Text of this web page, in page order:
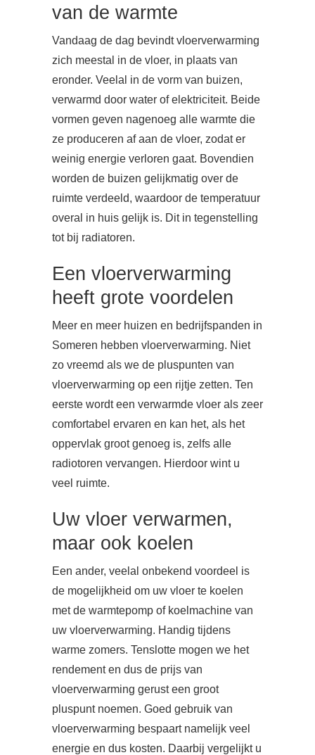
van de warmte
Vandaag de dag bevindt vloerverwarming
zich meestal in de vloer, in plaats van
eronder. Veelal in de vorm van buizen,
verwarmd door water of elektriciteit. Beide
vormen geven nagenoeg alle warmte die
ze produceren af aan de vloer, zodat er
weinig energie verloren gaat. Bovendien
worden de buizen gelijkmatig over de
ruimte verdeeld, waardoor de temperatuur
overal in huis gelijk is. Dit in tegenstelling
tot bij radiatoren.
Een vloerverwarming
heeft grote voordelen
Meer en meer huizen en bedrijfspanden in
Someren hebben vloerverwarming. Niet
zo vreemd als we de pluspunten van
vloerverwarming op een rijtje zetten. Ten
eerste wordt een verwarmde vloer als zeer
comfortabel ervaren en kan het, als het
oppervlak groot genoeg is, zelfs alle
radiotoren vervangen. Hierdoor wint u
veel ruimte.
Uw vloer verwarmen,
maar ook koelen
Een ander, veelal onbekend voordeel is
de mogelijkheid om uw vloer te koelen
met de warmtepomp of koelmachine van
uw vloerverwarming. Handig tijdens
warme zomers. Tenslotte mogen we het
rendement en dus de prijs van
vloerverwarming gerust een groot
pluspunt noemen. Goed gebruik van
vloerverwarming bespaart namelijk veel
energie en dus kosten. Daarbij vergelijkt u